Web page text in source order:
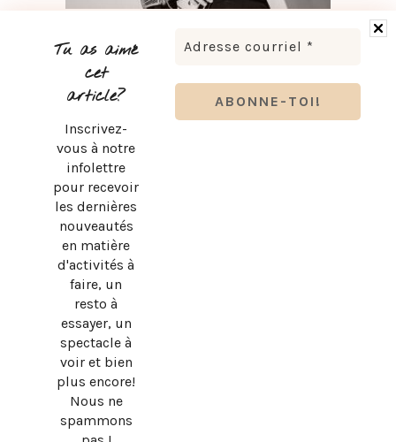
Tu as aimé
cet
article?
Inscrivez-
vous à notre
infolettre
pour recevoir
les dernières
nouveautés
en matière
d'activités à
faire, un
resto à
essayer, un
spectacle à
voir et bien
plus encore!
Nous ne
spammons
BRUNO PELLETIER 3 ET MOI : UN SPECTACLE À VOIR AU